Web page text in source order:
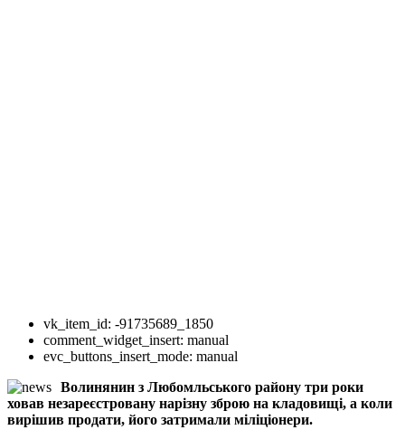
vk_item_id: -91735689_1850
comment_widget_insert: manual
evc_buttons_insert_mode: manual
Волинянин з Любомльського району три роки
ховав незареєстровану нарізну зброю на кладовищі, а коли
вирішив продати, його затримали міліціонери.